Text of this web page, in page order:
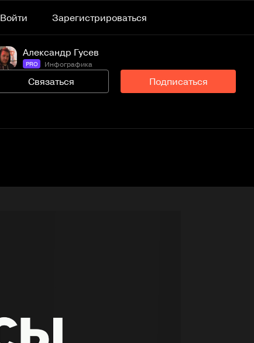
Войти Зарегистрироваться
Александр Гусев
PRO Инфографика
Связаться Подписаться